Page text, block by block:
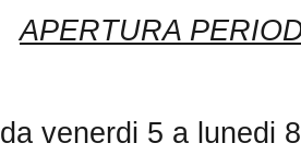
APERTURA
da venerdi 5 a lunedi